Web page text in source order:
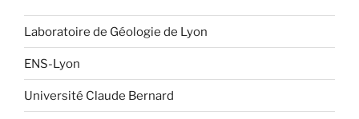
Laboratoire de Géologie de Lyon
ENS-Lyon
Université Claude Bernard